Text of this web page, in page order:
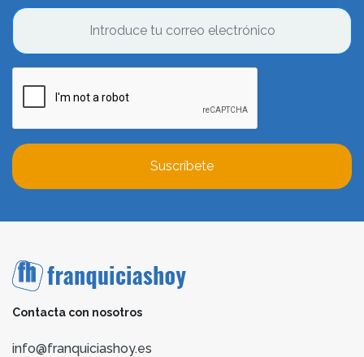
Suscríbete
Contacta con nosotros
info@franquiciashoy.es